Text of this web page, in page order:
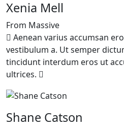
Xenia Mell
From Massive
Aenean varius accumsan
vestibulum a. Ut semper
tincidunt interdum eros ut
ultrices.
Shane Catson